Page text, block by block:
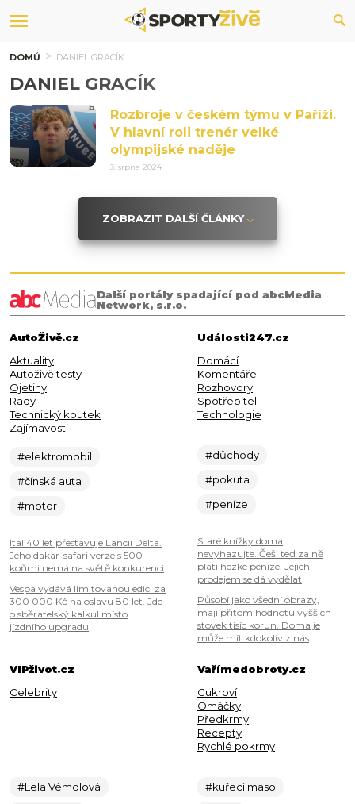
DOMŮ DANIEL GRACÍK
DANIEL GRACÍK
Rozbroje v českém týmu v Paříži.
V hlavní roli trenér velké
olympijské naděje
3. srpna 2024
ZOBRAZIT DALŠÍ ČLÁNKY
Další portály spadající pod abcMedia
Network, s.r.o.
AutoŽivě.cz
Aktuality
Autoživě testy
Ojetiny
Rady
Technický koutek
Zajímavosti
#elektromobil
#čínská auta
#motor
Ital 40 let přestavuje Lancii Delta.
Jeho dakar-safari verze s 500
koňmi nemá na světě konkurenci
Vespa vydává limitovanou edici za
300 000 Kč na oslavu 80 let. Jde
o sběratelský kalkul místo
jízdního upgradu
Události247.cz
Domácí
Komentáře
Rozhovory
Spotřebitel
Technologie
#důchody
#pokuta
#peníze
Staré knížky doma
nevyhazujte. Češi teď za ně
platí hezké peníze. Jejich
prodejem se dá vydělat
Působí jako všední obrazy,
mají přitom hodnotu vyšších
stovek tisíc korun. Doma je
může mít kdokoliv z nás
VIPživot.cz
Celebrity
#Lela Vémolová
Vařímedobroty.cz
Cukroví
Omáčky
Předkrmy
Recepty
Rychlé pokrmy
#kuřecí maso